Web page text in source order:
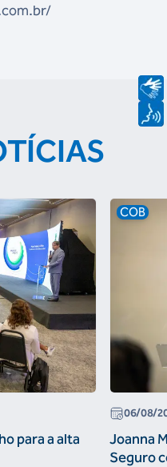
para a alta
COB
06/08/
Joanna
Seguro